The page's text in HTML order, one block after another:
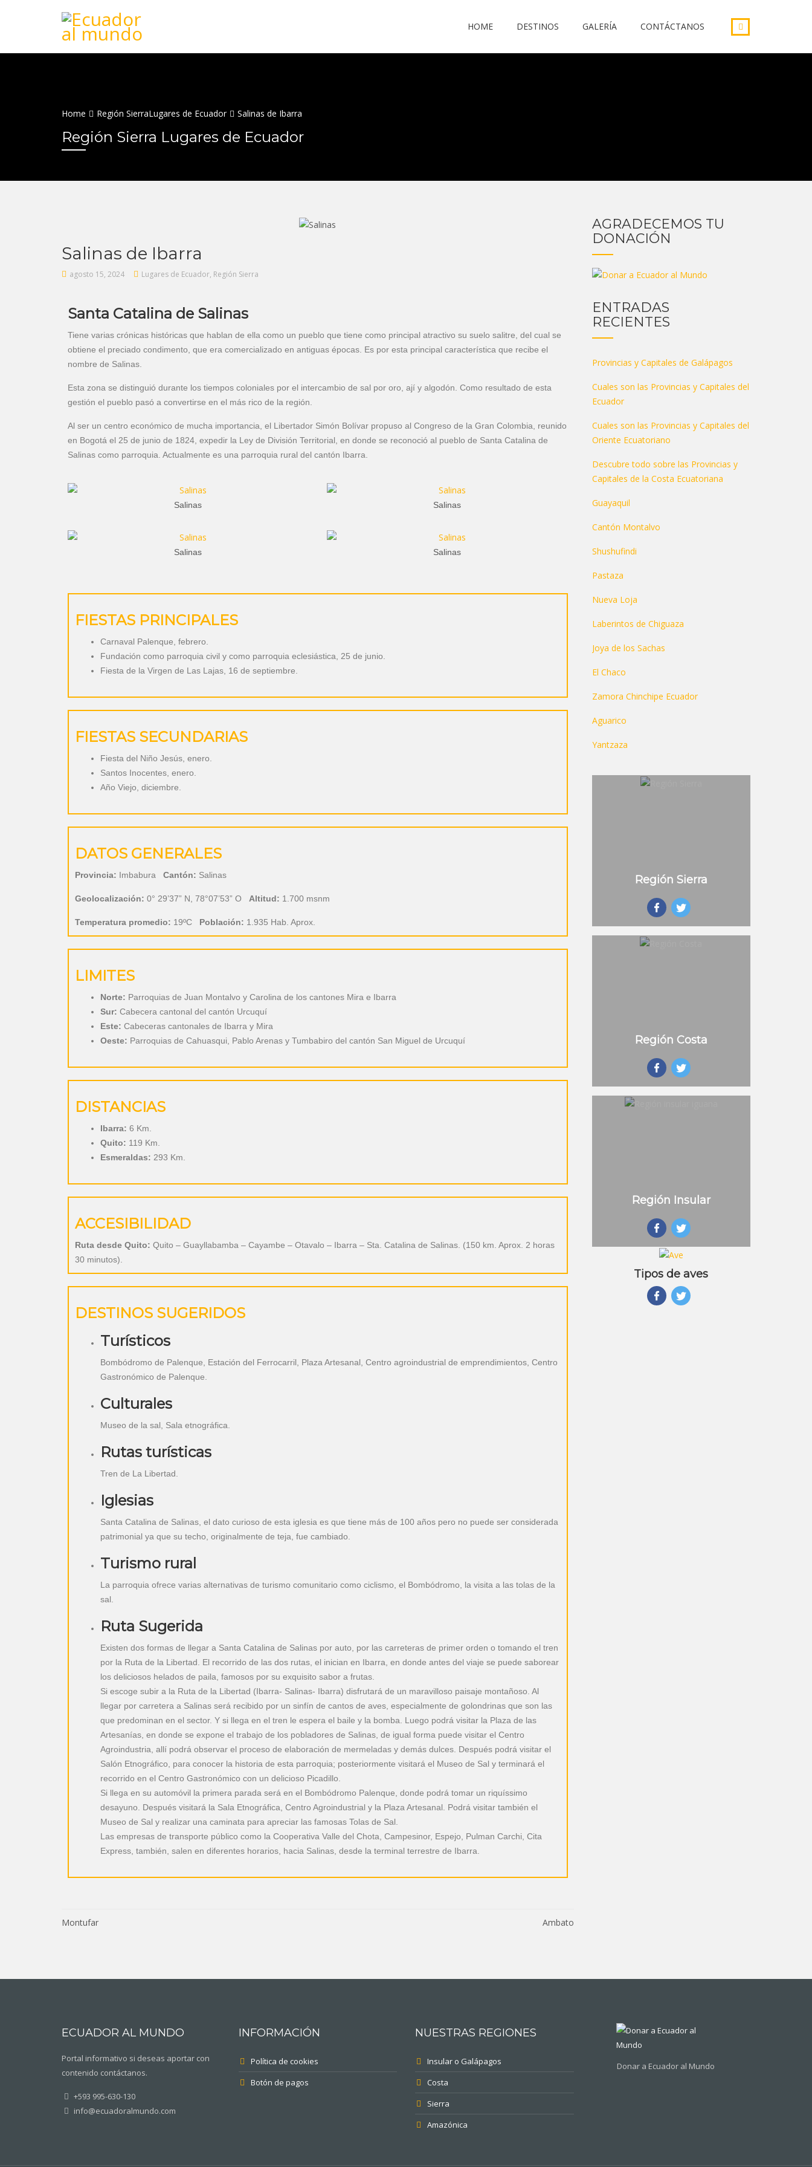
HOME DESTINOS GALERÍA CONTÁCTANOS
Home Región SierraLugares de Ecuador Salinas de Ibarra
Región Sierra Lugares de Ecuador
Salinas de Ibarra
agosto 15, 2024 Lugares de Ecuador, Región Sierra
Santa Catalina de Salinas
Tiene varias crónicas históricas que hablan de ella como un pueblo que tiene como principal atractivo su suelo salitre, del cual se
obtiene el preciado condimento, que era comercializado en antiguas épocas. Es por esta principal característica que recibe el
nombre de Salinas.
Esta zona se distinguió durante los tiempos coloniales por el intercambio de sal por oro, ají y algodón. Como resultado de esta
gestión el pueblo pasó a convertirse en el más rico de la región.
Al ser un centro económico de mucha importancia, el Libertador Simón Bolívar propuso al Congreso de la Gran Colombia, reunido
en Bogotá el 25 de junio de 1824, expedir la Ley de División Territorial, en donde se reconoció al pueblo de Santa Catalina de
Salinas como parroquia. Actualmente es una parroquia rural del cantón Ibarra.
Salinas Salinas
Salinas Salinas
FIESTAS PRINCIPALES
Carnaval Palenque, febrero.
Fundación como parroquia civil y como parroquia eclesiástica, 25 de junio.
Fiesta de la Virgen de Las Lajas, 16 de septiembre.
FIESTAS SECUNDARIAS
Fiesta del Niño Jesús, enero.
Santos Inocentes, enero.
Año Viejo, diciembre.
DATOS GENERALES
Provincia: Imbabura Cantón: Salinas
Geolocalización: 0° 29’37” N, 78°07’53” O Altitud: 1.700 msnm
Temperatura promedio: 19ºC Población: 1.935 Hab. Aprox.
LIMITES
Norte: Parroquias de Juan Montalvo y Carolina de los cantones Mira e Ibarra
Sur: Cabecera cantonal del cantón Urcuquí
Este: Cabeceras cantonales de Ibarra y Mira
Oeste: Parroquias de Cahuasqui, Pablo Arenas y Tumbabiro del cantón San Miguel de Urcuquí
DISTANCIAS
Ibarra: 6 Km.
Quito: 119 Km.
Esmeraldas: 293 Km.
ACCESIBILIDAD
Ruta desde Quito: Quito – Guayllabamba – Cayambe – Otavalo – Ibarra – Sta. Catalina de Salinas. (150 km. Aprox. 2 horas
30 minutos).
DESTINOS SUGERIDOS
Turísticos
Bombódromo de Palenque, Estación del Ferrocarril, Plaza Artesanal, Centro agroindustrial de emprendimientos, Centro
Gastronómico de Palenque.
Culturales
Museo de la sal, Sala etnográfica.
Rutas turísticas
Tren de La Libertad.
Iglesias
Santa Catalina de Salinas, el dato curioso de esta iglesia es que tiene más de 100 años pero no puede ser considerada
patrimonial ya que su techo, originalmente de teja, fue cambiado.
Turismo rural
La parroquia ofrece varias alternativas de turismo comunitario como ciclismo, el Bombódromo, la visita a las tolas de la
sal.
Ruta Sugerida
Existen dos formas de llegar a Santa Catalina de Salinas por auto, por las carreteras de primer orden o tomando el tren
por la Ruta de la Libertad. El recorrido de las dos rutas, el inician en Ibarra, en donde antes del viaje se puede saborear
los deliciosos helados de paila, famosos por su exquisito sabor a frutas.
Si escoge subir a la Ruta de la Libertad (Ibarra- Salinas- Ibarra) disfrutará de un maravilloso paisaje montañoso. Al
llegar por carretera a Salinas será recibido por un sinfín de cantos de aves, especialmente de golondrinas que son las
que predominan en el sector. Y si llega en el tren le espera el baile y la bomba. Luego podrá visitar la Plaza de las
Artesanías, en donde se expone el trabajo de los pobladores de Salinas, de igual forma puede visitar el Centro
Agroindustria, allí podrá observar el proceso de elaboración de mermeladas y demás dulces. Después podrá visitar el
Salón Etnográfico, para conocer la historia de esta parroquia; posteriormente visitará el Museo de Sal y terminará el
recorrido en el Centro Gastronómico con un delicioso Picadillo.
Si llega en su automóvil la primera parada será en el Bombódromo Palenque, donde podrá tomar un riquíssimo
desayuno. Después visitará la Sala Etnográfica, Centro Agroindustrial y la Plaza Artesanal. Podrá visitar también el
Museo de Sal y realizar una caminata para apreciar las famosas Tolas de Sal.
Las empresas de transporte público como la Cooperativa Valle del Chota, Campesinor, Espejo, Pulman Carchi, Cita
Express, también, salen en diferentes horarios, hacia Salinas, desde la terminal terrestre de Ibarra.
Montufar Ambato
AGRADECEMOS TU
DONACIÓN
ENTRADAS
RECIENTES
Provincias y Capitales de Galápagos
Cuales son las Provincias y Capitales del
Ecuador
Cuales son las Provincias y Capitales del
Oriente Ecuatoriano
Descubre todo sobre las Provincias y
Capitales de la Costa Ecuatoriana
Guayaquil
Cantón Montalvo
Shushufindi
Pastaza
Nueva Loja
Laberintos de Chiguaza
Joya de los Sachas
El Chaco
Zamora Chinchipe Ecuador
Aguarico
Yantzaza
Región Sierra
Región Costa
Región Insular
Tipos de aves
ECUADOR AL MUNDO
Portal informativo si deseas aportar con
contenido contáctanos.
+593 995-630-130
info@ecuadoralmundo.com
INFORMACIÓN
Política de cookies
Botón de pagos
NUESTRAS REGIONES
Insular o Galápagos
Costa
Sierra
Amazónica
Donar a Ecuador al Mundo